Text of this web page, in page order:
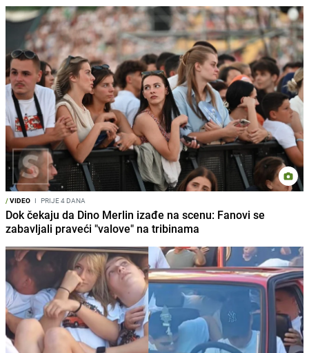
/VIDEO I PRIJE 4 DANA
Dok čekaju da Dino Merlin izađe na scenu: Fanovi se
zabavljali praveći "valove" na tribinama